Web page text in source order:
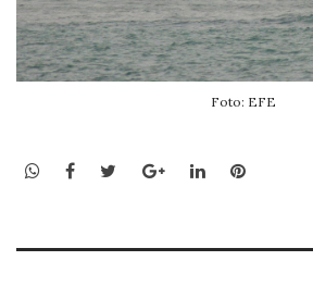
Foto: EFE
WhatsApp
Facebook
TwitterGoogle+LinkedInPinterest